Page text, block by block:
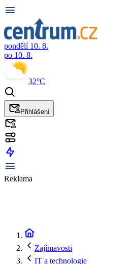
pondělí 10. 8.
po 10. 8.
32°C
Přihlášení
Reklama
Zajímavosti
IT a technologie